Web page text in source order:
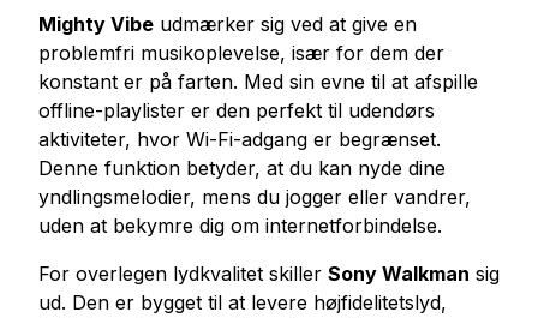
Køb Telegram Medlemmer
Køb Telegram Abonnenter
Køb Telegram Views
Tiktok Tjenester
Køb Tiktok Følgere
Køb Tiktok Likes
Køb Tiktok Views
Mighty Vibe udmærker sig ved at give en
problemfri musikoplevelse, især for dem der
konstant er på farten. Med sin evne til at afspille
offline-playlister er den perfekt til udendørs
aktiviteter, hvor Wi-Fi-adgang er begrænset.
Denne funktion betyder, at du kan nyde dine
yndlingsmelodier, mens du jogger eller vandrer,
uden at bekymre dig om internetforbindelse.
For overlegen lydkvalitet skiller Sony Walkman sig
ud. Den er bygget til at levere højfidelitetslyd,